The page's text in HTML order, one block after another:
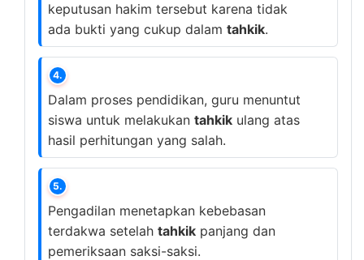
keputusan hakim tersebut karena tidak
ada bukti yang cukup dalam tahkik.
4.
Dalam proses pendidikan, guru menuntut
siswa untuk melakukan tahkik ulang atas
hasil perhitungan yang salah.
5.
Pengadilan menetapkan kebebasan
terdakwa setelah tahkik panjang dan
pemeriksaan saksi-saksi.